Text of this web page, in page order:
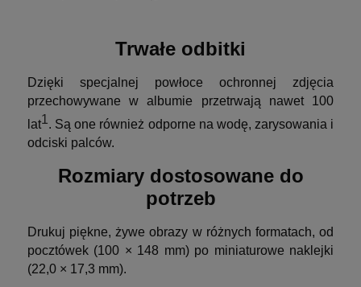
Trwałe odbitki
Dzięki specjalnej powłoce ochronnej zdjęcia
przechowywane w albumie przetrwają nawet 100
lat1 . Są one również odporne na wodę, zarysowania i
odciski palców.
Rozmiary dostosowane do
potrzeb
Drukuj piękne, żywe obrazy w różnych formatach, od
pocztówek (100 × 148 mm) po miniaturowe naklejki
(22,0 × 17,3 mm).